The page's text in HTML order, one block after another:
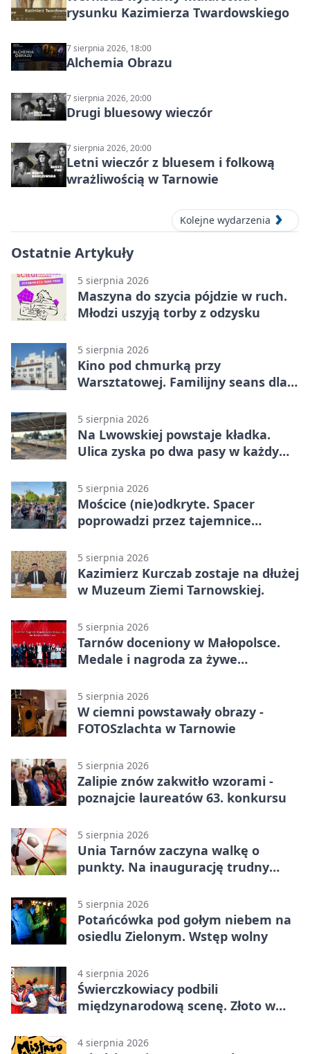
rysunku Kazimierza Twardowskiego
7 sierpnia 2026, 18:00
Alchemia Obrazu
7 sierpnia 2026, 20:00
Drugi bluesowy wieczór
7 sierpnia 2026, 20:00
Letni wieczór z bluesem i folkową
wrażliwością w Tarnowie
Kolejne wydarzenia
Ostatnie Artykuły
5 sierpnia 2026
Maszyna do szycia pójdzie w ruch.
Młodzi uszyją torby z odzysku
5 sierpnia 2026
Kino pod chmurką przy
Warsztatowej. Familijny seans dla
5 sierpnia 2026
Na Lwowskiej powstaje kładka.
Ulica zyska po dwa pasy w każdym
5 sierpnia 2026
Mościce (nie)odkryte. Spacer
poprowadzi przez tajemnice
5 sierpnia 2026
Kazimierz Kurczab zostaje na dłużej
w Muzeum Ziemi Tarnowskiej.
5 sierpnia 2026
Tarnów doceniony w Małopolsce.
Medale i nagroda za żywe
5 sierpnia 2026
W ciemni powstawały obrazy -
FOTOSzlachta w Tarnowie
5 sierpnia 2026
Zalipie znów zakwitło wzorami -
poznajcie laureatów 63. konkursu
5 sierpnia 2026
Unia Tarnów zaczyna walkę o
punkty. Na inaugurację trudny
5 sierpnia 2026
Potańcówka pod gołym niebem na
osiedlu Zielonym. Wstęp wolny
4 sierpnia 2026
Świerczkowiacy podbili
międzynarodową scenę. Złoto w
4 sierpnia 2026